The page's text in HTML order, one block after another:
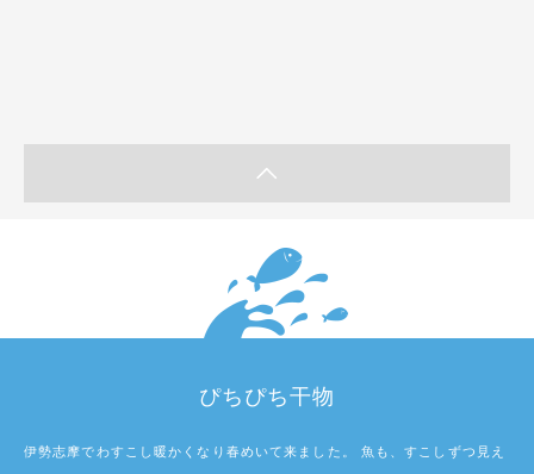
ぴちぴち干物
伊勢志摩でわすこし暖かくなり春めいて来ました。 魚も、すこしずつ見え